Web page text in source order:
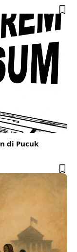
di Pucuk